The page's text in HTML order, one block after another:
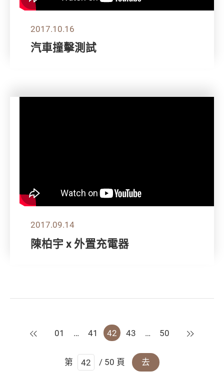
2017.10.16
汽車撞擊測試
2017.09.14
陳柏宇 x 外置充電器
上一頁
01 … 41 42 43 … 50 下一頁
第 / 50 頁 去